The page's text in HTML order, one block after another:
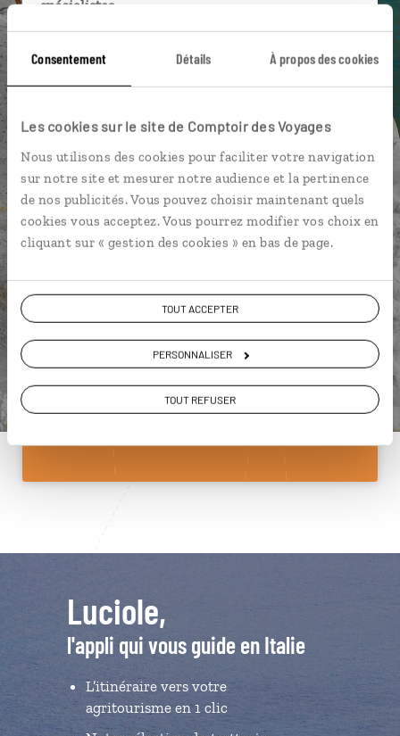
Consentement Détails À propos des cookies
Les cookies sur le site de Comptoir des Voyages
Nous utilisons des cookies pour faciliter votre navigation
sur notre site et mesurer notre audience et la pertinence
de nos publicités. Vous pouvez choisir maintenant quels
cookies vous acceptez. Vous pourrez modifier vos choix en
cliquant sur « gestion des cookies » en bas de page.
TOUT ACCEPTER
PERSONNALISER
TOUT REFUSER
spécialistes
près de vos envies et de la réalité du pays.
connectés en agence, mais aussi par email ou
Vous gardez le même interlocuteur avant,
pendant et après votre voyage.
DEMANDER UN DEVIS
ou
Construisez votre voyage avec un spécialiste Italie
01 85 08 22 97
Luciole,
l'appli qui vous guide en Italie
L’itinéraire vers votre
agritourisme en 1 clic